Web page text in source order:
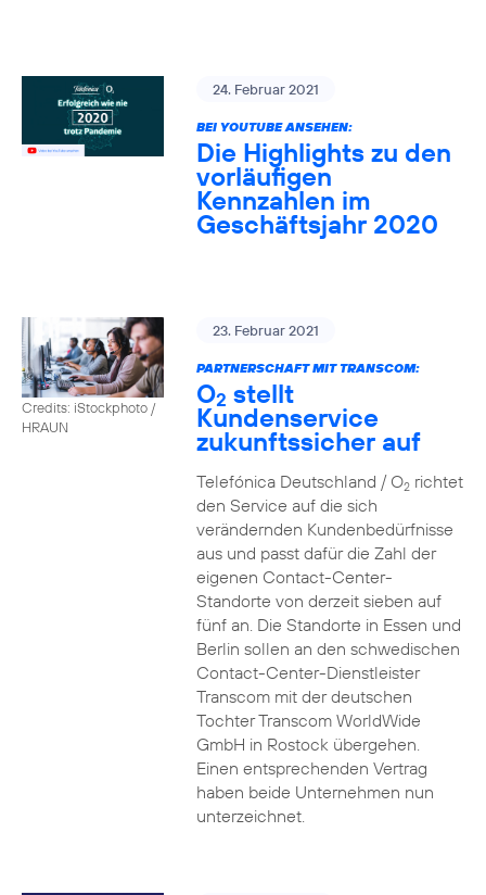
24. Februar 2021
BEI YOUTUBE ANSEHEN:
Die Highlights zu den
vorläufigen
Kennzahlen im
Geschäftsjahr 2020
Credits: iStockphoto /
HRAUN
23. Februar 2021
PARTNERSCHAFT MIT TRANSCOM:
O2 stellt
Kundenservice
zukunftssicher auf
Telefónica Deutschland / O2richtet
den Service auf die sich
verändernden Kundenbedürfnisse
aus und passt dafür die Zahl der
eigenen Contact-Center-
Standorte von derzeit sieben auf
fünf an. Die Standorte in Essen und
Berlin sollen an den schwedischen
Contact-Center-Dienstleister
Transcom mit der deutschen
Tochter Transcom WorldWide
GmbH in Rostock übergehen.
Einen entsprechenden Vertrag
haben beide Unternehmen nun
unterzeichnet.